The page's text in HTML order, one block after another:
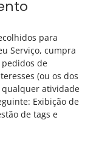
para
Serviço, cumpra
pedidos de
(ou os dos
qualquer atividade
Exibição de
de tags e